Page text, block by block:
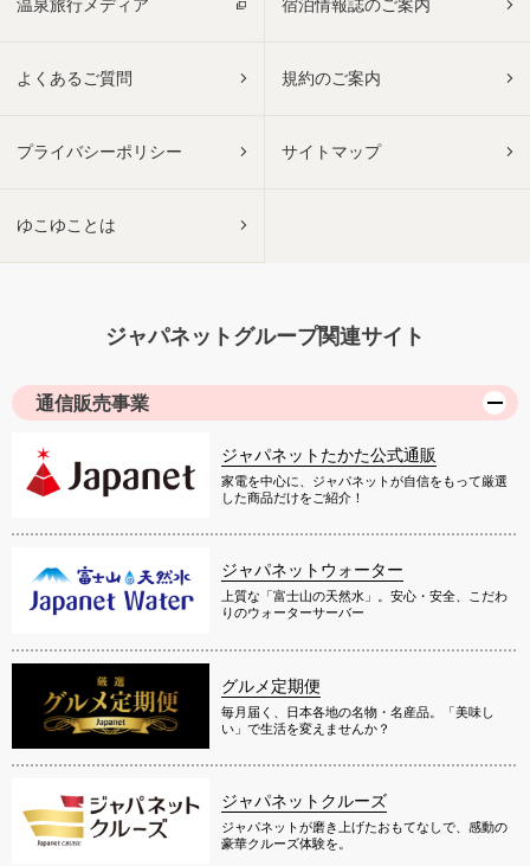
温泉旅行メディア 宿泊情報誌のご案内
よくあるご質問 規約のご案内
プライバシーポリシー サイトマップ
ゆこゆことは
ジャパネットグループ関連サイト
通信販売事業
ジャパネットたかた公式通販
家電を中心に、ジャパネットが自信をもって厳選
した商品だけをご紹介！
ジャパネットウォーター
上質な「富士山の天然水」。安心・安全、こだわ
りのウォーターサーバー
グルメ定期便
毎月届く、日本各地の名物・名産品。「美味し
い」で生活を変えませんか？
ジャパネットクルーズ
ジャパネットが磨き上げたおもてなしで、感動の
豪華クルーズ体験を。